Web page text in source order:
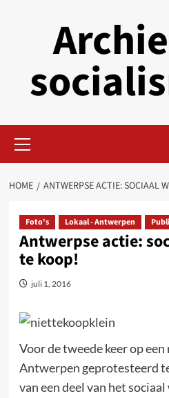
Menu
HOME ANTWERPSE ACTIE: SOCIAAL
Foto's Lokaal - Antwerpen
Antwerpse actie:
te koop!
juli 1, 2016
Voor de tweede keer op
Antwerpen geprotesteerd
van een deel van het